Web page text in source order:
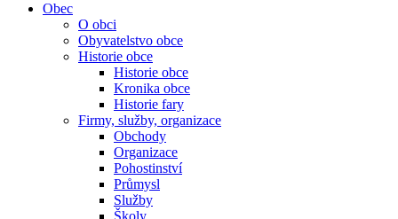
Obec
O obci
Obyvatelstvo obce
Historie obce
Historie obce
Kronika obce
Historie fary
Firmy, služby, organizace
Obchody
Organizace
Pohostinství
Průmysl
Služby
Školy